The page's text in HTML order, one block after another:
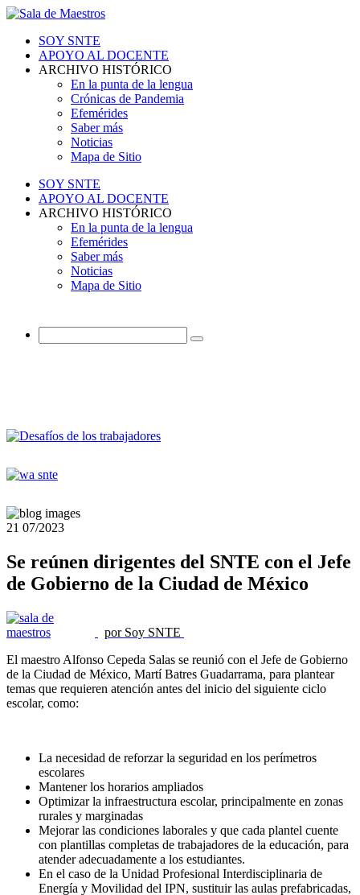
SOY SNTE
APOYO AL DOCENTE
ARCHIVO HISTÓRICO
En la punta de la lengua
Crónicas de Pandemia
Efemérides
Saber más
Noticias
Mapa de Sitio
SOY SNTE
APOYO AL DOCENTE
ARCHIVO HISTÓRICO
En la punta de la lengua
Efemérides
Saber más
Noticias
Mapa de Sitio
21 07/2023
Se reúnen dirigentes del SNTE con el Jefe
de Gobierno de la Ciudad de México
por Soy SNTE
El maestro Alfonso Cepeda Salas se reunió con el Jefe de Gobierno
de la Ciudad de México, Martí Batres Guadarrama, para plantear
temas que requieren atención antes del inicio del siguiente ciclo
escolar, como:
La necesidad de reforzar la seguridad en los perímetros
escolares
Mantener los horarios ampliados
Optimizar la infraestructura escolar, principalmente en zonas
rurales y marginadas
Mejorar las condiciones laborales y que cada plantel cuente
con plantillas completas de trabajadores de la educación, para
atender adecuadamente a los estudiantes.
En el caso de la Unidad Profesional Interdisciplinaria de
Energía y Movilidad del IPN, sustituir las aulas prefabricadas,